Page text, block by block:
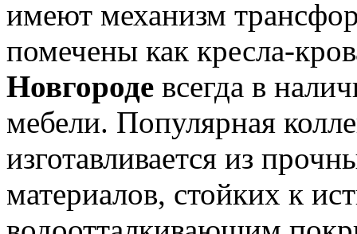
имеют механизм
помечены как кресла-
Новгороде всегда в
мебели. Популярная
изготавливается из
материалов, стойких к